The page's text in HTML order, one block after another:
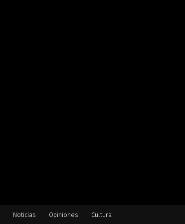
Noticias Opiniones Cultura